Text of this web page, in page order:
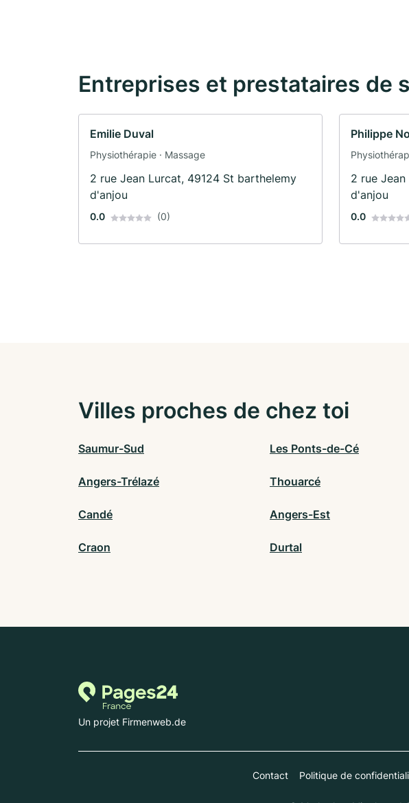
Entreprises et prestataires de
Emilie Duval
Physiothérapie · Massage
2 rue Jean Lurcat, 49124 St barthelemy
d'anjou
0.0 (0)
Philippe
2 rue
d'anjou
0.0
Villes proches de chez toi
Saumur-Sud Les Ponts-de-Cé
Angers-Trélazé Thouarcé
Candé Angers-Est
Craon Durtal
Un projet Firmenweb.de
Contact Politique de